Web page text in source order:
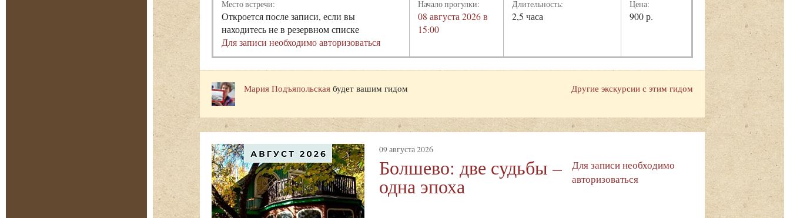
Место встречи:
Откроется после записи, если вы
находитесь не в резервном списке
Для записи необходимо авторизоваться
Начало прогулки:
08 августа 2026 в
15:00
Длительность:
2,5 часа
Цена:
900 р.
Другие экскурсии с этим гидом
Мария Подъяпольская будет вашим гидом
09 августа 2026
Болшево: две судьбы –
одна эпоха
Для записи необходимо
авторизоваться